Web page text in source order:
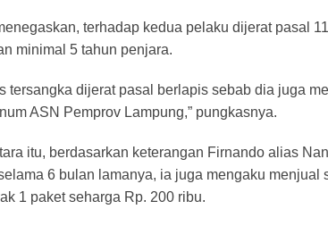
terhadap kedua pelaku dijerat pasal
minimal 5 tahun penjara.
tersangka dijerat pasal berlapis sebab dia juga
ASN Pemprov Lampung,” pungkasnya.
itu, berdasarkan keterangan Firnando alias
6 bulan lamanya, ia juga mengaku menjual
1 paket seharga Rp. 200 ribu.